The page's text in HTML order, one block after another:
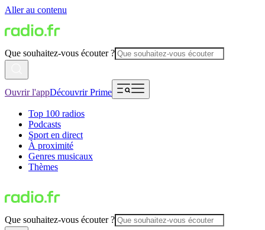
Aller au contenu
Que souhaitez-vous écouter ?
Ouvrir l'appDécouvrir Prime
Top 100 radios
Podcasts
Sport en direct
À proximité
Genres musicaux
Thèmes
Que souhaitez-vous écouter ?